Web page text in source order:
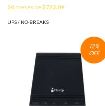
24meses de$723.09
UPS / NO-BREAKS
12%
OFF